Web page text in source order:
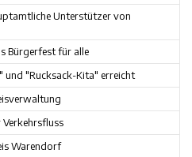
Unterstützer von
Bürgerfest für alle
"Rucksack-Kita" erreicht
Verkehrsfluss
Warendorf